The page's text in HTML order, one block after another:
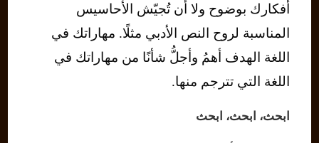
أفكارك بوضوح ولا أن تُجيّش الأحاسيس
المناسبة لروح النص الأدبي مثلًا. مهاراتك في
اللغة الهدف أهمُ وأجلُّ شأنًا من مهاراتك في
اللغة التي تترجم منها.
ابحث، ابحث، ابحث